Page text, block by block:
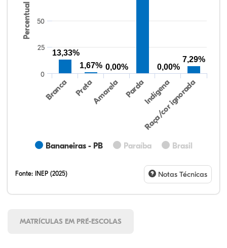
Percentual
Bananeiras - PB Paraíba Brasil
Branca PretaAmarela PardaIndígena
Raça/cor ignorada
0
25
50
13,33%
1,67% 0,00% 0,00%
7,29%
Fonte: INEP (2025) Notas Técnicas
MATRÍCULAS EM PRÉ-ESCOLAS